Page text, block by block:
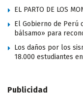
EL PARTO DE LOS
El Gobierno de Perú
bálsamo» para
Los daños por los
18.000 estudiantes
Publicidad